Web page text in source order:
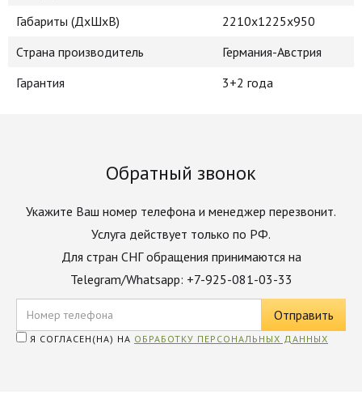
Габариты (ДхШхВ)
2210x1225x950
Страна производитель
Германия-Австрия
Гарантия
3+2 года
Обратный звонок
Укажите Ваш номер телефона и менеджер перезвонит.
Услуга действует только по РФ.
Для стран СНГ обращения принимаются на
Telegram/Whatsapp: +7-925-081-03-33
Я СОГЛАСЕН(НА) НА ОБРАБОТКУ ПЕРСОНАЛЬНЫХ ДАННЫХ